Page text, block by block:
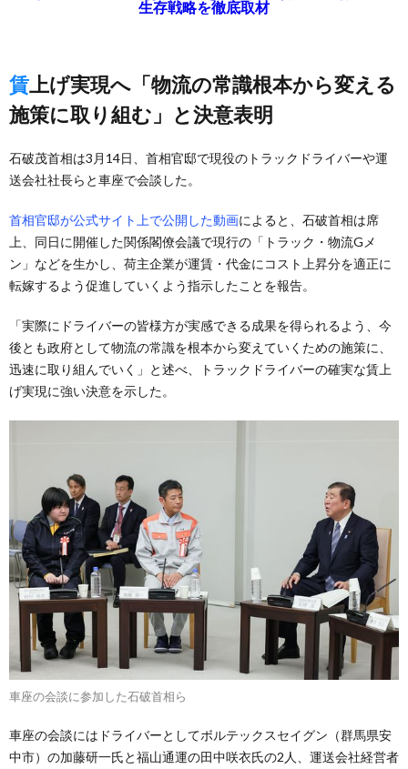
生存戦略を徹底取材
賃上げ実現へ「物流の常識根本から変える
施策に取り組む」と決意表明
石破茂首相は3月14日、首相官邸で現役のトラックドライバーや運
送会社社長らと車座で会談した。
首相官邸が公式サイト上で公開した動画によると、石破首相は席
上、同日に開催した関係閣僚会議で現行の「トラック・物流Gメ
ン」などを生かし、荷主企業が運賃・代金にコスト上昇分を適正に
転嫁するよう促進していくよう指示したことを報告。
「実際にドライバーの皆様方が実感できる成果を得られるよう、今
後とも政府として物流の常識を根本から変えていくための施策に、
迅速に取り組んでいく」と述べ、トラックドライバーの確実な賃上
げ実現に強い決意を示した。
車座の会談に参加した石破首相ら
車座の会談にはドライバーとしてボルテックスセイグン（群馬県安
中市）の加藤研一氏と福山通運の田中咲衣氏の2人、運送会社経営者